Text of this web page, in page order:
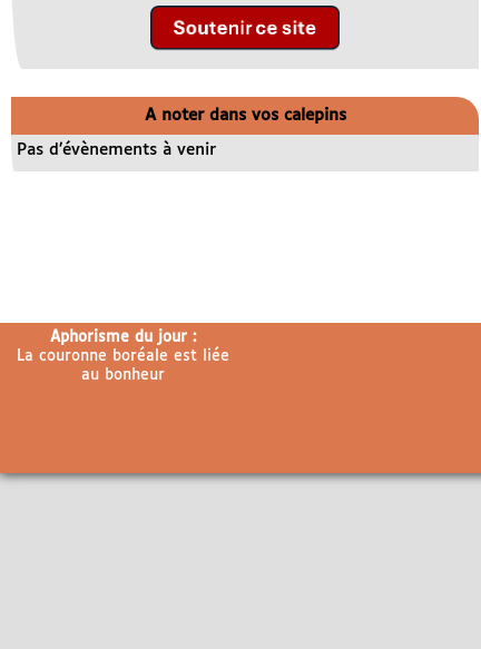
A noter dans vos calepins
Pas d’évènements à venir
Aphorisme du jour :
La couronne boréale est liée
au bonheur